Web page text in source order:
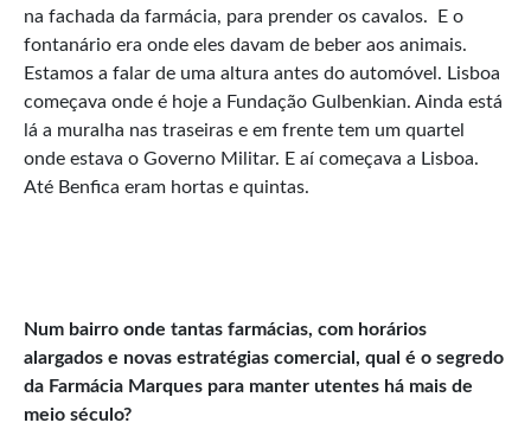
na fachada da farmácia, para prender os cavalos. E o
fontanário era onde eles davam de beber aos animais.
Estamos a falar de uma altura antes do automóvel. Lisboa
começava onde é hoje a Fundação Gulbenkian. Ainda está
lá a muralha nas traseiras e em frente tem um quartel
onde estava o Governo Militar. E aí começava a Lisboa.
Até Benfica eram hortas e quintas.
Num bairro onde tantas farmácias, com horários
alargados e novas estratégias comercial, qual é o segredo
da Farmácia Marques para manter utentes há mais de
meio século?